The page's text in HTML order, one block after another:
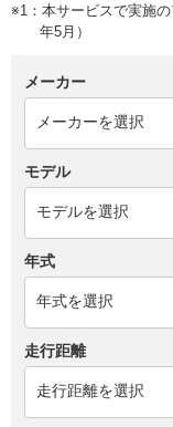
※1：本サービスで実施
年5月）
メーカー
モデル
年式
走行距離